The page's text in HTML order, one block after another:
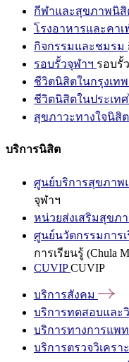
กีฬาและสุขภาพนิสิ
โรงอาหารและคาเ
กิจกรรมและชมรม
รอบรั้วจุฬาฯ รอบรั้
ชีวิตนิสิตในกรุงเท
ชีวิตนิสิตในประเท
สุขภาวะทางใจนิสิต
บริการนิสิต
ศูนย์บริการสุขภาพ
จุฬาฯ
หน่วยส่งเสริมสุขภ
ศูนย์นวัตกรรมการเ
การเรียนรู้ (Chula
CUVIPCUVIP
บริการสังคม
บริการทดสอบและ
บริการทางการแพ
บริการตรวจวิเคร